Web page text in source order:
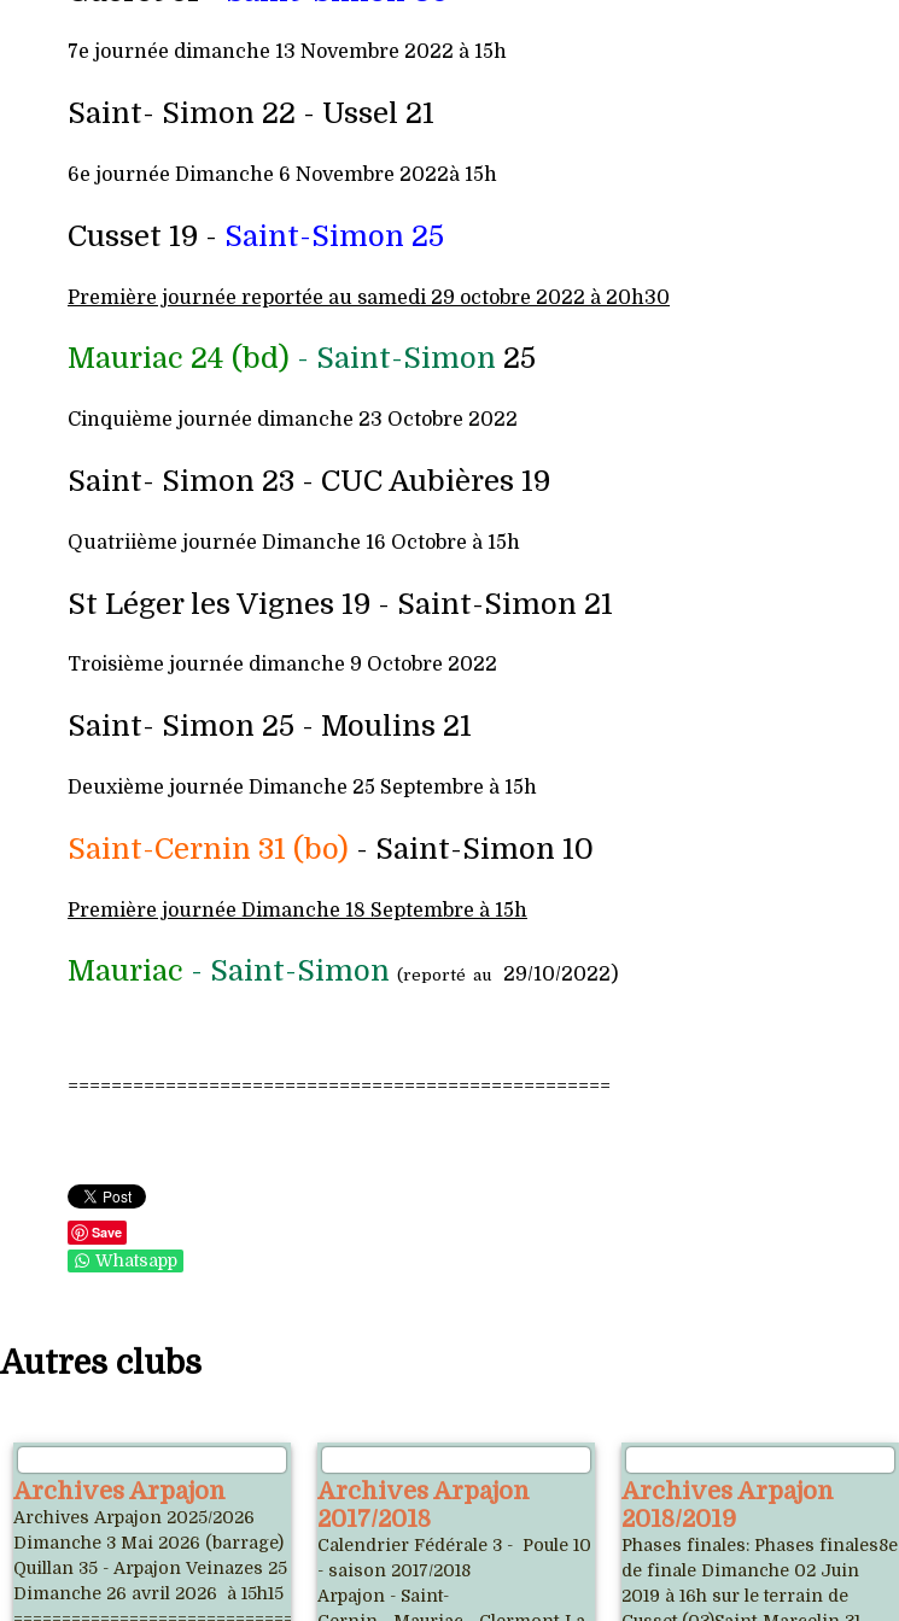
7e journée dimanche 13 Novembre 2022 à 15h
Saint- Simon 22 - Ussel 21
6e journée Dimanche 6 Novembre 2022à 15h
Cusset 19 - Saint-Simon 25
Première journée reportée au samedi 29 octobre 2022 à 20h30
Mauriac 24 (bd) - Saint-Simon 25
Cinquième journée dimanche 23 Octobre 2022
Saint- Simon 23 - CUC Aubières 19
Quatriième journée Dimanche 16 Octobre à 15h
St Léger les Vignes 19 - Saint-Simon 21
Troisième journée dimanche 9 Octobre 2022
Saint- Simon 25 - Moulins 21
Deuxième journée Dimanche 25 Septembre à 15h
Saint-Cernin 31 (bo) - Saint-Simon 10
Première journée Dimanche 18 Septembre à 15h
Mauriac - Saint-Simon (reporté au 29/10/2022)
==================================================
Save
Whatsapp
Autres clubs
Archives Arpajon
Archives Arpajon 2025/2026
Dimanche 3 Mai 2026 (barrage)
Quillan 35 - Arpajon Veinazes 25
Dimanche 26 avril 2026 à 15h15
Archives Arpajon
2017/2018
Calendrier Fédérale 3 - Poule 10
- saison 2017/2018
Arpajon - Saint-
Archives Arpajon
2018/2019
Phases finales: Phases finales8e
de finale Dimanche 02 Juin
2019 à 16h sur le terrain de